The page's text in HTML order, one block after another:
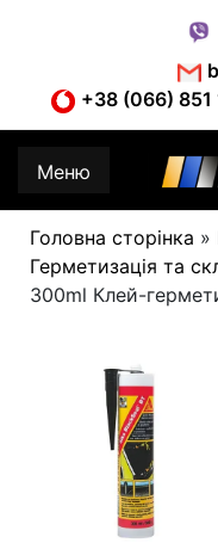
+38 (066) 851
Меню
Головна сторінка »
Герметизація та
300ml Клей-